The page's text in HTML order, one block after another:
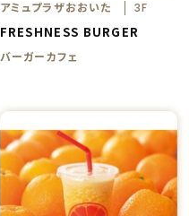
アミュプラザおおいた 3F
FRESHNESS BURGER
バーガーカフェ